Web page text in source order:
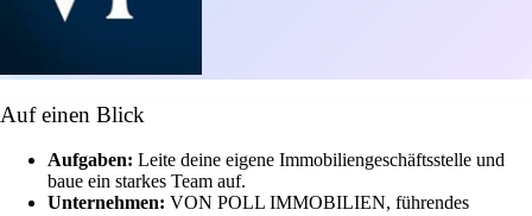
Auf einen Blick
Aufgaben: Leite deine eigene Immobiliengeschäftsstelle und
baue ein starkes Team auf.
Unternehmen: VON POLL IMMOBILIEN, führendes